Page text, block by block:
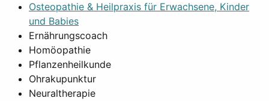
Osteopathie & Heilpraxis für Erwachsene, Kinder
und Babies
Ernährungscoach
Homöopathie
Pflanzenheilkunde
Ohrakupunktur
Neuraltherapie